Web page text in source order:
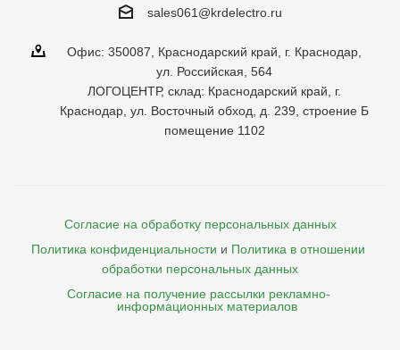
sales061@krdelectro.ru
Офис: 350087, Краснодарский край, г. Краснодар,
ул. Российская, 564
ЛОГОЦЕНТР, склад: Краснодарский край, г.
Краснодар, ул. Восточный обход, д. 239, строение Б
помещение 1102
Согласие на обработку персональных данных
Политика конфиденциальности и Политика в отношении
обработки персональных данных
Согласие на получение рассылки рекламно-
    информационных материалов